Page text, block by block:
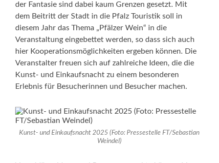
der Fantasie sind dabei kaum Grenzen gesetzt. Mit
dem Beitritt der Stadt in die Pfalz Touristik soll in
diesem Jahr das Thema „Pfälzer Wein“ in die
Veranstaltung eingebettet werden, so dass sich auch
hier Kooperationsmöglichkeiten ergeben können. Die
Veranstalter freuen sich auf zahlreiche Ideen, die die
Kunst- und Einkaufsnacht zu einem besonderen
Erlebnis für Besucherinnen und Besucher machen.
Kunst- und Einkaufsnacht 2025 (Foto: Pressestelle FT/Sebastian
Weindel)